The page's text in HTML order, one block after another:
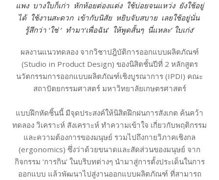
แพง บางใบก็เก่า หักห้อยต่องแต่ง ใช้บ่อยจนแหว่ง ยังใช้อยู่
ได้ ใช้งานสะดวก เข้ากับนิสัย หยิบจับสบาย เลยใช้อยู่นั่น
รู้สึกว่า ‘ใช่ ‘ ทำมา‘เพื่อฉัน’ ให้พูดสั้นๆ นี่แหละ‘ ใบเก่ง’
ผลงานแนวทดลอง จากวิชาปฎิบัติการออกแบบผลิตภัณฑ์
(Studio in Product Design) ของนิสิตชั้นปีที่ 2 หลักสูตร
นวัตกรรมการออกแบบผลิตภัณฑ์เชิงบูรณาการ (IPDI) คณะ
สถาปัตยกรรมศาสตร์ มหาวิทยาลัยเกษตรศาสตร์
แบบฝึกหัดชิ้นนี้ มีจุดประสงค์ให้นิสิตฝึกฝนการสังเกต ค้นคว้า
ทดลอง วิเคราะห์ สังเคราะห์ ทำความเข้าใจ เกี่ยวกับพฤติกรรม
และความต้องการของมนุษย์ รวมไปถึงกายวิภาคเชิงกล
(ergonomics) ซึ่งว่าด้วยขนาดและสัดส่วนของมนุษย์ จาก
กิจกรรม ‘การกิน’ ในบริบทต่างๆ นำมาสู่การตั้งประเด็นในการ
ออกแบบ แล้วพัฒนาไปสู่งานออกแบบผลิตภัณฑ์ ที่สามารถ